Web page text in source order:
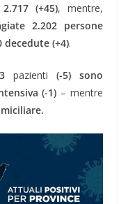
(+45), mentre,
2.202 persone
decedute (+4).
pazienti (-5) sono
(-1) – mentre